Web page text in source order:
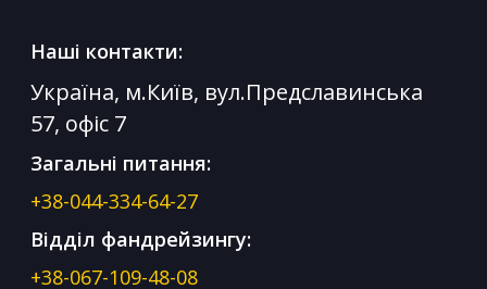
Наші контакти:
Україна, м.Київ, вул.Предславинська
57, офіс 7
Загальні питання:
+38-044-334-64-27
Відділ фандрейзингу:
+38-067-109-48-08